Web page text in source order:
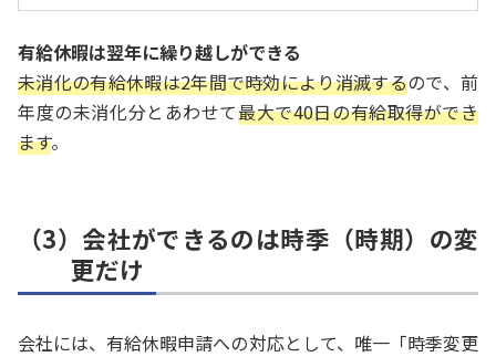
有給休暇は翌年に繰り越しができる
未消化の有給休暇は2年間で時効により消滅するので、前
年度の未消化分とあわせて最大で40日の有給取得ができ
ます。
（3）会社ができるのは時季（時期）の変
更だけ
会社には、有給休暇申請への対応として、唯一「時季変更